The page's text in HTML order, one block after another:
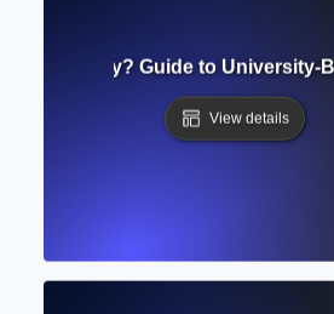
Repository? Guide to University-
View details